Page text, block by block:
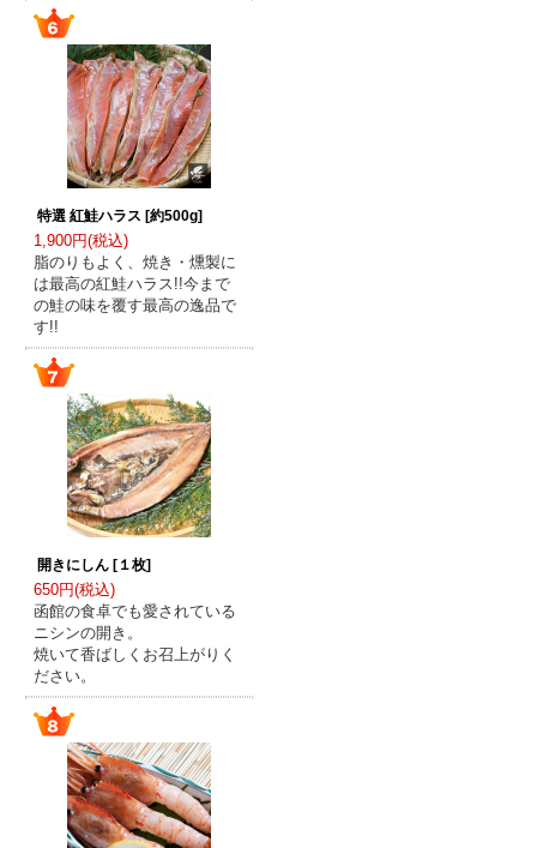
特選 紅鮭ハラス [約500g]
1,900円(税込)
脂のりもよく、焼き・燻製に
は最高の紅鮭ハラス!!今まで
の鮭の味を覆す最高の逸品で
す!!
開きにしん [１枚]
650円(税込)
函館の食卓でも愛されている
ニシンの開き。
焼いて香ばしくお召上がりく
ださい。